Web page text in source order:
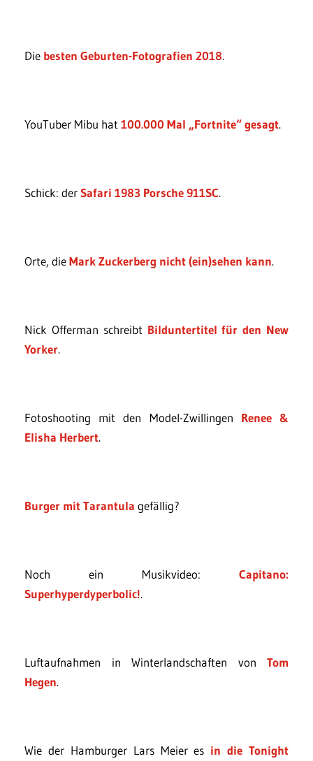
Die besten Geburten-Fotografien 2018.
YouTuber Mibu hat 100.000 Mal „Fortnite“ gesagt.
Schick: derSafari 1983 Porsche 911SC.
Orte, dieMark Zuckerberg nicht (ein)sehen kann.
Nick Offerman schreibt Bilduntertitel für den New
Yorker.
Fotoshooting mit den Model-Zwillingen Renee &
Elisha Herbert.
Burger mit Tarantula gefällig?
Noch ein Musikvideo: Capitano:
Superhyperdyperbolic!.
Luftaufnahmen in Winterlandschaften von Tom
Hegen.
Wie der Hamburger Lars Meier es in die Tonight